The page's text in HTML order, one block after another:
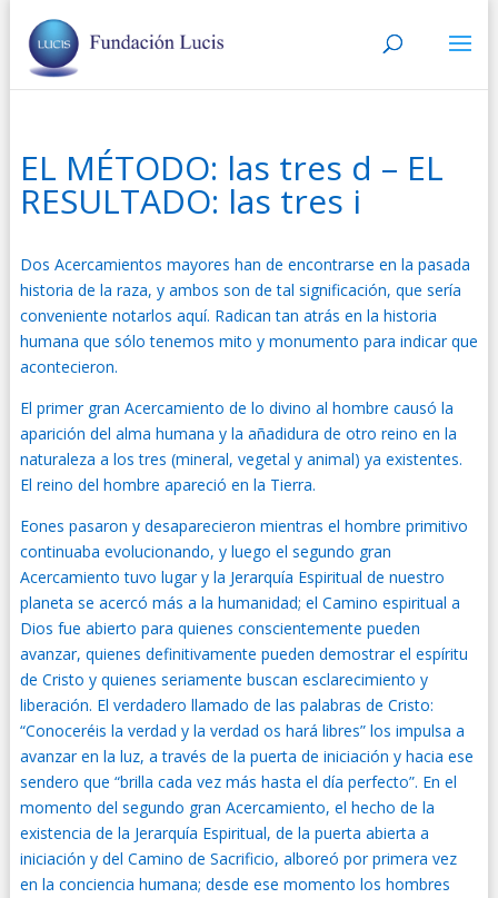
EL MÉTODO: las tres d – EL
RESULTADO: las tres i
Dos Acercamientos mayores han de encontrarse en la pasada
historia de la raza, y ambos son de tal significación, que sería
conveniente notarlos aquí. Radican tan atrás en la historia
humana que sólo tenemos mito y monumento para indicar que
acontecieron.
El primer gran Acercamiento de lo divino al hombre causó la
aparición del alma humana y la añadidura de otro reino en la
naturaleza a los tres (mineral, vegetal y animal) ya existentes.
El reino del hombre apareció en la Tierra.
Eones pasaron y desaparecieron mientras el hombre primitivo
continuaba evolucionando, y luego el segundo gran
Acercamiento tuvo lugar y la Jerarquía Espiritual de nuestro
planeta se acercó más a la humanidad; el Camino espiritual a
Dios fue abierto para quienes conscientemente pueden
avanzar, quienes definitivamente pueden demostrar el espíritu
de Cristo y quienes seriamente buscan esclarecimiento y
liberación. El verdadero llamado de las palabras de Cristo:
“Conoceréis la verdad y la verdad os hará libres” los impulsa a
avanzar en la luz, a través de la puerta de iniciación y hacia ese
sendero que “brilla cada vez más hasta el día perfecto”. En el
momento del segundo gran Acercamiento, el hecho de la
existencia de la Jerarquía Espiritual, de la puerta abierta a
iniciación y del Camino de Sacrificio, alboreó por primera vez
en la conciencia humana; desde ese momento los hombres